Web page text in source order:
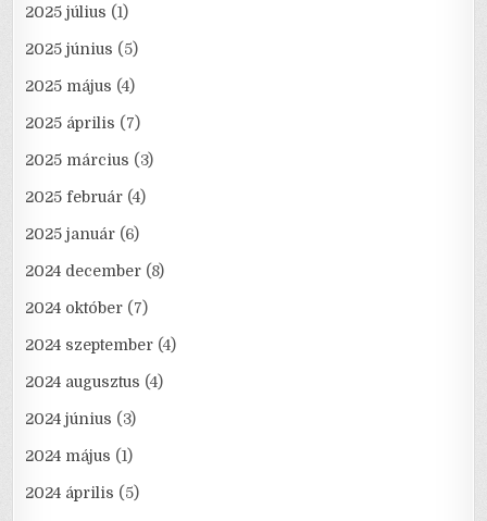
2025 július (1)
2025 június (5)
2025 május (4)
2025 április (7)
2025 március (3)
2025 február (4)
2025 január (6)
2024 december (8)
2024 október (7)
2024 szeptember (4)
2024 augusztus (4)
2024 június (3)
2024 május (1)
2024 április (5)